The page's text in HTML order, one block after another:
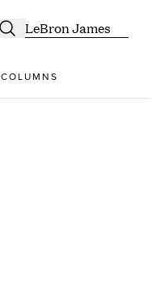
Zoeken
Zoek naar:
COLUMNS